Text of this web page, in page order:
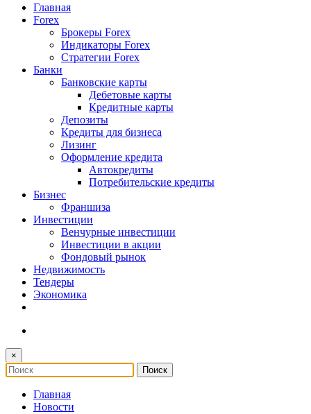
Главная
Forex
Брокеры Forex
Индикаторы Forex
Стратегии Forex
Банки
Банковские карты
Дебетовые карты
Кредитные карты
Депозиты
Кредиты для бизнеса
Лизинг
Оформление кредита
Автокредиты
Потребительские кредиты
Бизнес
Франшиза
Инвестиции
Венчурные инвестиции
Инвестиции в акции
Фондовый рынок
Недвижимость
Тендеры
Экономика
×
Главная
Новости